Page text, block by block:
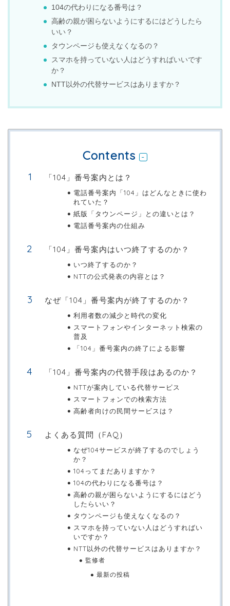
104の代わりになる番号は？
高齢の親が困らないようにするにはどうしたら
いい？
タウンページも使えなくなるの？
スマホを持っていない人はどうすればいいです
か？
NTT以外の代替サービスはありますか？
Contents
「104」番号案内とは？
電話番号案内「104」はどんなときに使わ
れていた？
紙版「タウンページ」との違いとは？
電話番号案内の仕組み
「104」番号案内はいつ終了するのか？
いつ終了するのか？
NTTの公式発表の内容とは？
なぜ「104」番号案内が終了するのか？
利用者数の減少と時代の変化
スマートフォンやインターネット検索の
普及
「104」番号案内の終了による影響
「104」番号案内の代替手段はあるのか？
NTTが案内している代替サービス
スマートフォンでの検索方法
高齢者向けの民間サービスは？
よくある質問（FAQ）
なぜ104サービスが終了するのでしょう
か？
104ってまだありますか？
104の代わりになる番号は？
高齢の親が困らないようにするにはどう
したらいい？
タウンページも使えなくなるの？
スマホを持っていない人はどうすればい
いですか？
NTT以外の代替サービスはありますか？
監修者
最新の投稿